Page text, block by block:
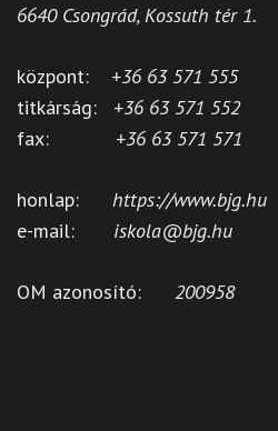
6640 Csongrád, Kossuth tér 1.
központ: +36 63 571 555
titkárság: +36 63 571 552
fax: +36 63 571 571
honlap: https://www.bjg.hu
e-mail: iskola@bjg.hu
OM azonosító: 200958